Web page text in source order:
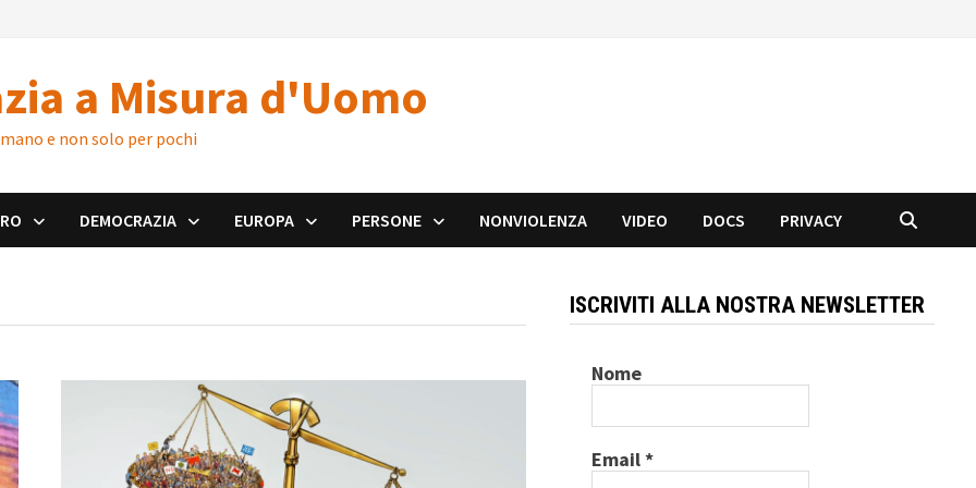
a Misura d'Uomo
e non solo per pochi
DEMOCRAZIA EUROPA PERSONE NONVIOLENZA VIDEO DOCS PRIVACY
ISCRIVITI ALLA NOSTRA NEWSLETTER
Nome
Email*